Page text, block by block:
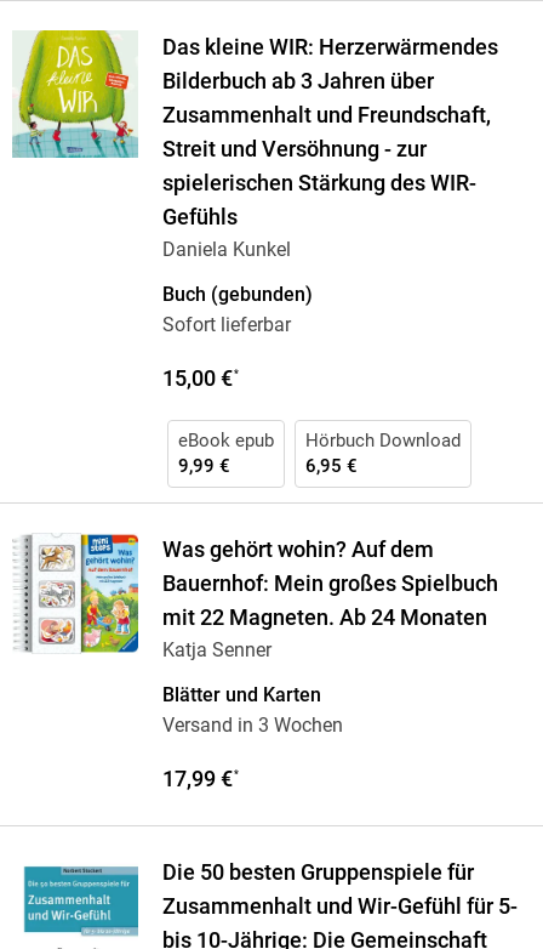
Das kleine WIR: Herzerwärmendes
Bilderbuch ab 3 Jahren über
Zusammenhalt und Freundschaft,
Streit und Versöhnung - zur
spielerischen Stärkung des WIR-
Gefühls
Daniela Kunkel
Buch (gebunden)
Sofort lieferbar
15,00 €*
eBook epub
9,99 €
Hörbuch Download
6,95 €
Was gehört wohin? Auf dem
Bauernhof: Mein großes Spielbuch
mit 22 Magneten. Ab 24 Monaten
Katja Senner
Blätter und Karten
Versand in 3 Wochen
17,99 €*
Die 50 besten Gruppenspiele für
Zusammenhalt und Wir-Gefühl für 5-
bis 10-Jährige: Die Gemeinschaft